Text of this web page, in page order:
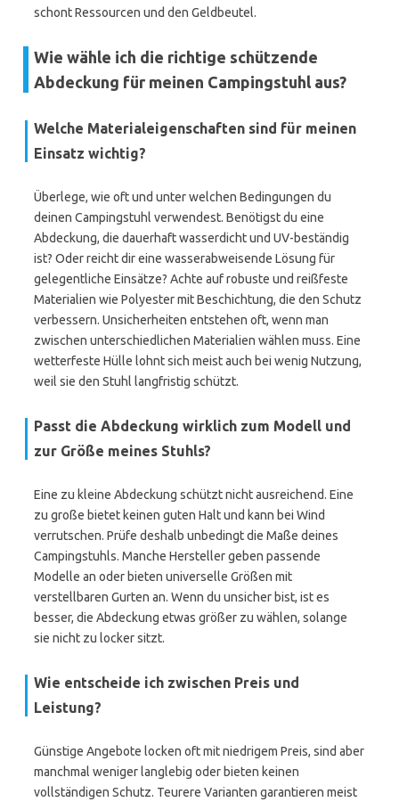
schont Ressourcen und den Geldbeutel.
Wie wähle ich die richtige schützende
Abdeckung für meinen Campingstuhl aus?
Welche Materialeigenschaften sind für meinen
Einsatz wichtig?
Überlege, wie oft und unter welchen Bedingungen du
deinen Campingstuhl verwendest. Benötigst du eine
Abdeckung, die dauerhaft wasserdicht und UV-beständig
ist? Oder reicht dir eine wasserabweisende Lösung für
gelegentliche Einsätze? Achte auf robuste und reißfeste
Materialien wie Polyester mit Beschichtung, die den Schutz
verbessern. Unsicherheiten entstehen oft, wenn man
zwischen unterschiedlichen Materialien wählen muss. Eine
wetterfeste Hülle lohnt sich meist auch bei wenig Nutzung,
weil sie den Stuhl langfristig schützt.
Passt die Abdeckung wirklich zum Modell und
zur Größe meines Stuhls?
Eine zu kleine Abdeckung schützt nicht ausreichend. Eine
zu große bietet keinen guten Halt und kann bei Wind
verrutschen. Prüfe deshalb unbedingt die Maße deines
Campingstuhls. Manche Hersteller geben passende
Modelle an oder bieten universelle Größen mit
verstellbaren Gurten an. Wenn du unsicher bist, ist es
besser, die Abdeckung etwas größer zu wählen, solange
sie nicht zu locker sitzt.
Wie entscheide ich zwischen Preis und
Leistung?
Günstige Angebote locken oft mit niedrigem Preis, sind aber
manchmal weniger langlebig oder bieten keinen
vollständigen Schutz. Teurere Varianten garantieren meist